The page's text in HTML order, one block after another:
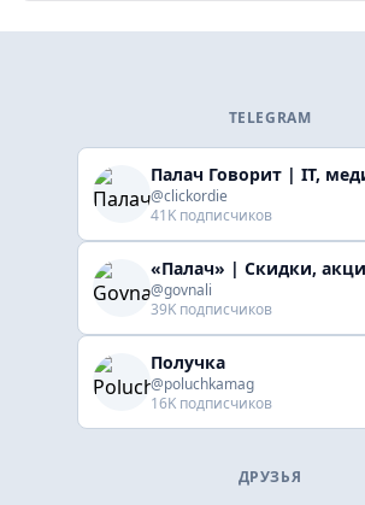
TELEGRAM
@clickordie
41K подписчиков
@govnali
39K подписчиков
Получка
@poluchkamag
16K подписчиков
ДРУЗЬЯ